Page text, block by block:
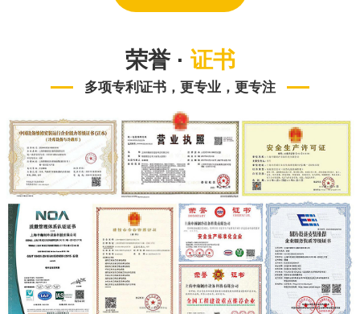
荣誉 · 证书
多项专利证书，更专业，更专注